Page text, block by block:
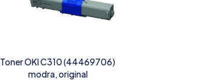
Toner OKI C310 (44469706)
modra, original